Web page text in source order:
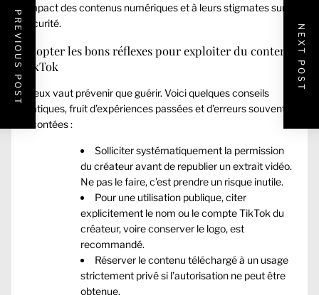
l’impact des contenus numériques et à leurs stigmates sur la
sécurité.
Adopter les bons réflexes pour exploiter du contenu
TikTok
Mieux vaut prévenir que guérir. Voici quelques conseils
pratiques, fruit d’expériences passées et d’erreurs souvent
racontées :
Solliciter systématiquement la permission
du créateur avant de republier un extrait vidéo.
Ne pas le faire, c’est prendre un risque inutile.
Pour une utilisation publique, citer
explicitement le nom ou le compte TikTok du
créateur, voire conserver le logo, est
recommandé.
Réserver le contenu téléchargé à un usage
strictement privé si l’autorisation ne peut être
obtenue.
PREVIOUS POST NEXT POST